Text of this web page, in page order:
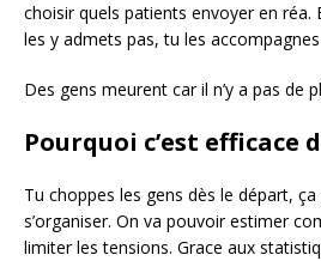
choisir quels patients envoyer en réa.
les y admets pas, tu les
Des gens meurent car il n’y a pas de
Pourquoi c’est efficace
Tu choppes les gens dès le départ,
s’organiser. On va pouvoir estimer
limiter les tensions. Grace aux